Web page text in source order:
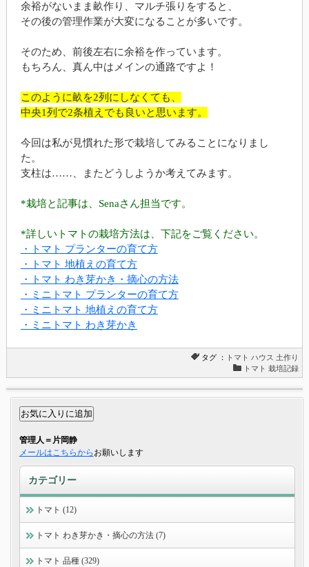
余裕がないまま畝作り、マルチ張りをすると、
その後の管理作業が大変になることが多いです。
そのため、前後左右に余裕を作っています。
もちろん、真ん中はメインの通路ですよ！
このように畝を2列にしなくても、
中央1列で2条植えでも良いと思います。
今回は私が見慣れた形で栽培してみることになりまし
た。
支柱は……、またどうしようか考えてみます。
*栽培と記事は、Senaさん担当です。
*詳しいトマトの栽培方法は、下記をご覧ください。
・トマト プランターの育て方
・トマト 地植えの育て方
・トマト わき芽かき・摘心の方法
・ミニトマト プランターの育て方
・ミニトマト 地植えの育て方
・ミニトマト わき芽かき
タグ ： トマト ハウス 土作り
トマト 栽培記録
管理人＝片岡静
メールはこちらから お願いします
カテゴリー
トマト (12)
トマト わき芽かき・摘心の方法 (7)
トマト 品種 (329)